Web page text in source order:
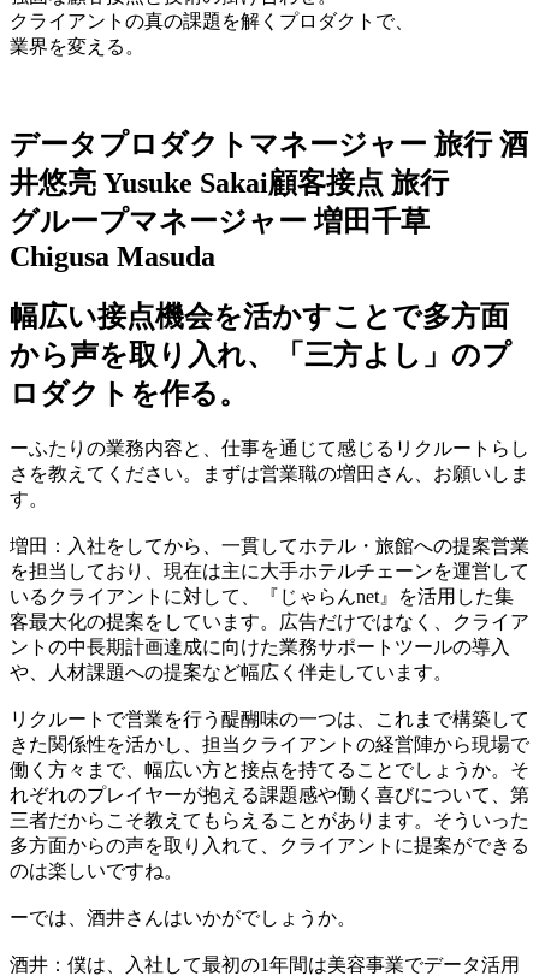
クライアントの真の課題を解くプロダクトで、
業界を変える。
データプロダクトマネージャー 旅行酒
井悠亮 Yusuke Sakai​顧客接点 旅行
グループマネージャー増田千草
Chigusa Masuda​
​​幅広い接点機会を活かすことで多方面
から声を取り入れ、「三方よし」のプ
ロダクトを作る​​。​
ーふたりの業務内容と、仕事を通じて感じるリクルートらし
さを教えてください。まずは営業職の増田さん、お願いしま
す。​
増田：入社をしてから、一貫してホテル・旅館への提案営業
を担当しており、現在は主に大手ホテルチェーンを運営して
いる​​クライアント​​に対して、『​​じゃらんnet​​』を活用した集
客最大化の提案をしています。広告だけではなく、​​クライア
ント​​の中長期計画達成に向けた業務サポートツールの導入
や、人材課題への提案など​​幅広く​​伴走​​しています​。​ ​
​​リクルートで営業を行う醍醐味の一つは、これまで構築して
きた関係性を活かし、担当クライアントの経営陣から現場で
働く方々まで、幅広い方と接点を持てることでしょうか。そ
れぞれのプレイヤーが抱える課題感や働く喜びについて、第
三者だからこそ教えてもらえることがあります。そういった
多方面からの声を取り入れて、​​クライアント​​に提案ができる
のは楽しいですね。​
ーでは、酒井さんはいかがでしょうか。
​​酒井：僕は、入社して最初の1年間は美容事業でデータ活用